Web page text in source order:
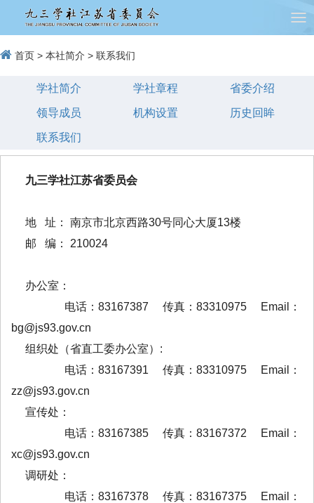
首页 > 本社简介 > 联系我们
学社简介 学社章程 省委介绍
领导成员 机构设置 历史回眸
联系我们
九三学社江苏省委员会
地 址： 南京市北京西路30号同心大厦13楼
邮 编： 210024
办公室：
电话：83167387 传真：83310975 Email：
bg@js93.gov.cn
组织处（省直工委办公室）:
电话：83167391 传真：83310975 Email：
zz@js93.gov.cn
宣传处：
电话：83167385 传真：83167372 Email：
xc@js93.gov.cn
调研处：
电话：83167378 传真：83167375 Email：